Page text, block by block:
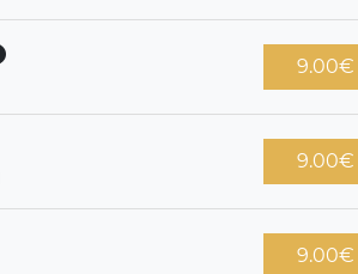
9.00€
9.00€
9.00€